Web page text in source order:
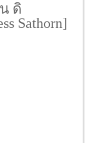
ดิ
Sathorn]